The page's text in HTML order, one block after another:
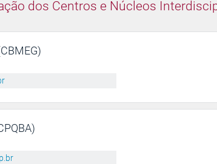
dos Centros e Núcleos